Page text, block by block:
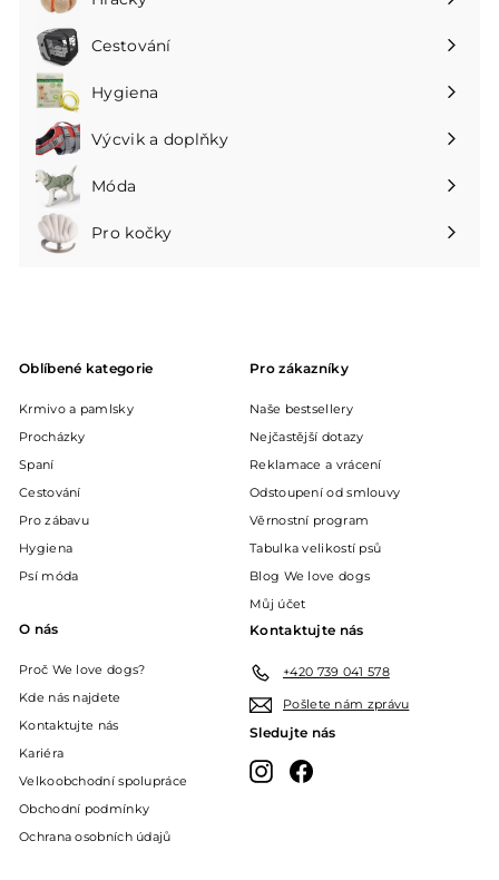
Rozbalte
podnabídku
Cestování
Rozbalte
podnabídku
Hygiena
Rozbalte
podnabídku
Výcvik a doplňky
Rozbalte
podnabídku
Móda
Rozbalte
podnabídku
Pro kočky
Rozbalte
Oblíbené kategorie
Krmivo a pamlsky
Procházky
Spaní
Cestování
Pro zábavu
Hygiena
Psí móda
Pro zákazníky
Naše bestsellery
Nejčastější dotazy
Reklamace a vrácení
Odstoupení od smlouvy
Věrnostní program
Tabulka velikostí psů
Blog We love dogs
Můj účet
O nás
Proč We love dogs?
Kde nás najdete
Kontaktujte nás
Kariéra
Velkoobchodní spolupráce
Obchodní podmínky
Ochrana osobních údajů
Kontaktujte nás
+420 739 041 578
Pošlete nám zprávu
Sledujte nás
InstagramFacebook